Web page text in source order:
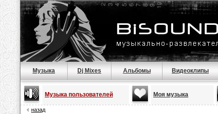
Музыка Dj Mixes Альбомы Видеоклипы
Музыка пользователей Моя музыка
назад